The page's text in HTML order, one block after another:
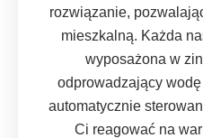
rozwiązanie,
mieszkalną. Każda
wyposażona w
odprowadzający
automatycznie
Ci reagować na